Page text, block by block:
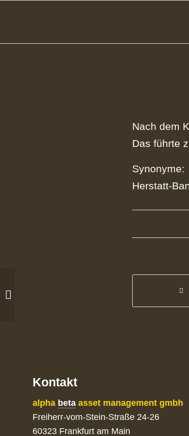
Nach dem
Das führte
Synonyme:
Kontakt
alpha beta asset management gmbh
Freiherr-vom-Stein-Straße 24-26
60323 Frankfurt am Main